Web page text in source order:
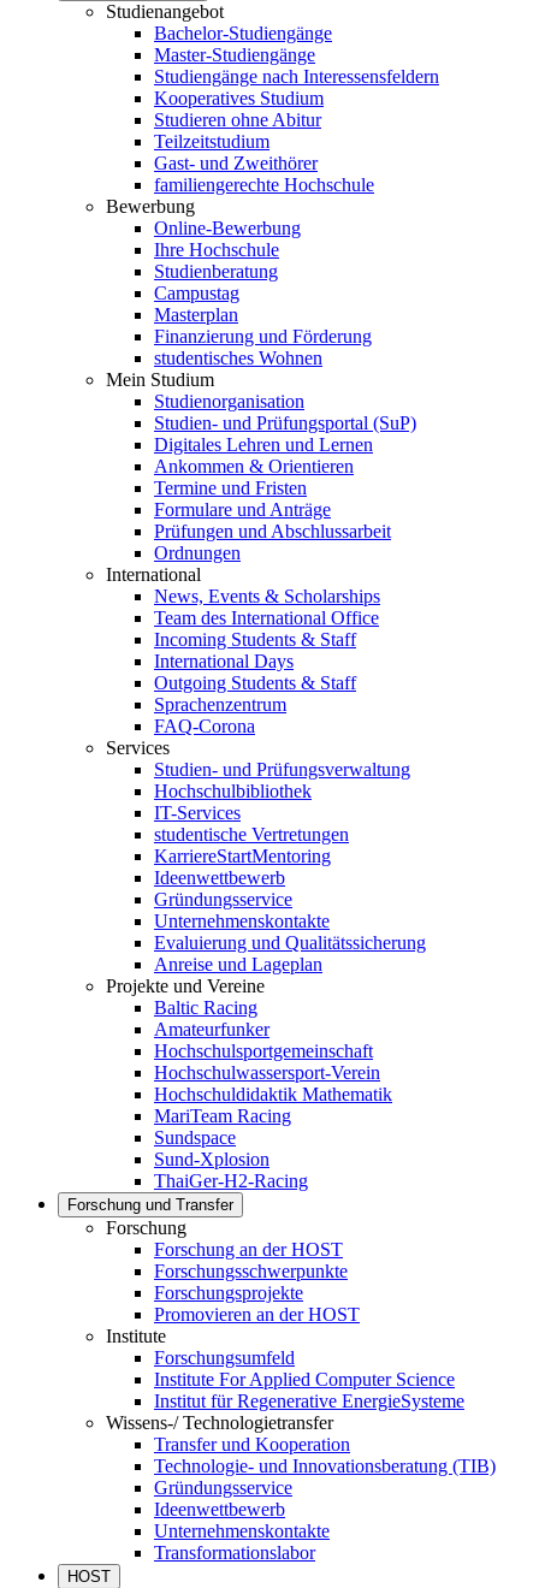
Studienangebot
Bachelor-Studiengänge
Master-Studiengänge
Studiengänge nach Interessensfeldern
Kooperatives Studium
Studieren ohne Abitur
Teilzeitstudium
Gast- und Zweithörer
familiengerechte Hochschule
Bewerbung
Online-Bewerbung
Ihre Hochschule
Studienberatung
Campustag
Masterplan
Finanzierung und Förderung
studentisches Wohnen
Mein Studium
Studienorganisation
Studien- und Prüfungsportal (SuP)
Digitales Lehren und Lernen
Ankommen & Orientieren
Termine und Fristen
Formulare und Anträge
Prüfungen und Abschlussarbeit
Ordnungen
International
News, Events & Scholarships
Team des International Office
Incoming Students & Staff
International Days
Outgoing Students & Staff
Sprachenzentrum
FAQ-Corona
Services
Studien- und Prüfungsverwaltung
Hochschulbibliothek
IT-Services
studentische Vertretungen
KarriereStartMentoring
Ideenwettbewerb
Gründungsservice
Unternehmenskontakte
Evaluierung und Qualitätssicherung
Anreise und Lageplan
Projekte und Vereine
Baltic Racing
Amateurfunker
Hochschulsportgemeinschaft
Hochschulwassersport-Verein
Hochschuldidaktik Mathematik
MariTeam Racing
Sundspace
Sund-Xplosion
ThaiGer-H2-Racing
Forschung und Transfer
Forschung
Forschung an der HOST
Forschungsschwerpunkte
Forschungsprojekte
Promovieren an der HOST
Institute
Forschungsumfeld
Institute For Applied Computer Science
Institut für Regenerative EnergieSysteme
Wissens-/ Technologietransfer
Transfer und Kooperation
Technologie- und Innovationsberatung (TIB)
Gründungsservice
Ideenwettbewerb
Unternehmenskontakte
Transformationslabor
HOST